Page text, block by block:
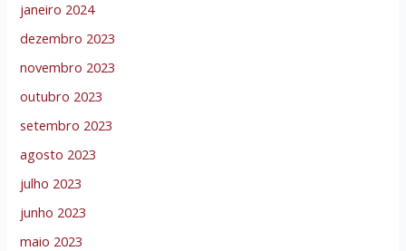
janeiro 2024
dezembro 2023
novembro 2023
outubro 2023
setembro 2023
agosto 2023
julho 2023
junho 2023
maio 2023